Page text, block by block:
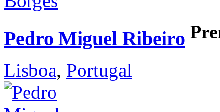
Pedro Miguel Ribeiro
Lisboa, Portugal